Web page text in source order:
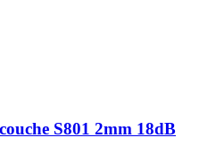
S801 2mm 18dB